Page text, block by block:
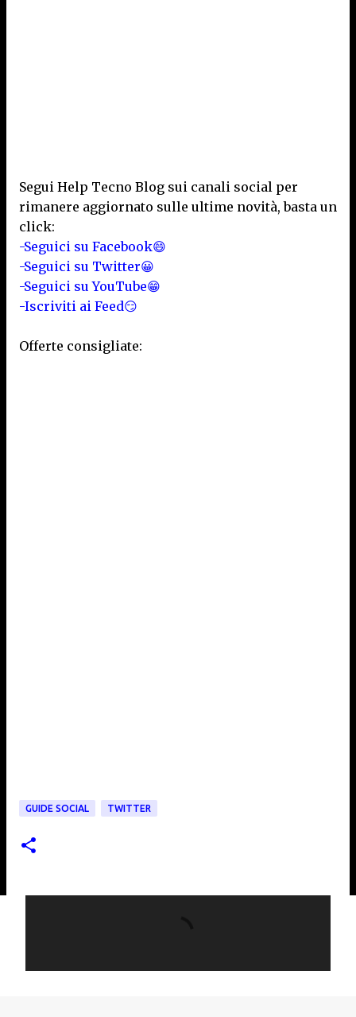
Segui Help Tecno Blog sui canali social per
rimanere aggiornato sulle ultime novità, basta un
click:
-Seguici su Facebook😄
-Seguici su Twitter😀
-Seguici su YouTube😁
-Iscriviti ai Feed😏
Offerte consigliate:
GUIDE SOCIAL TWITTER